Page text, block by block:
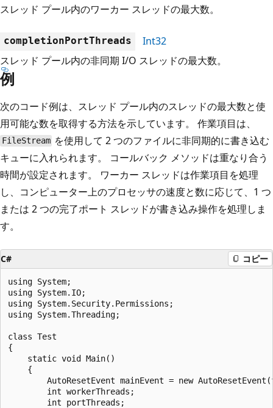
スレッド プール内のワーカー スレッドの最大数。
completionPortThreads
Int32
スレッド プール内の非同期 I/O スレッドの最大数。
例
次のコード例は、スレッド プール内のスレッドの最大数と使
用可能な数を取得する方法を示しています。 作業項目は、
FileStream を使用して 2 つのファイルに非同期的に書き込む
キューに入れられます。 コールバック メソッドは重なり合う
時間が設定されます。 ワーカー スレッドは作業項目を処理
し、コンピューター上のプロセッサの速度と数に応じて、1 つ
または 2 つの完了ポート スレッドが書き込み操作を処理しま
す。
C# コピー
using System;
using System.IO;
using System.Security.Permissions;
using System.Threading;
class Test
{
    static void Main()
    {
AutoResetEvent mainEvent = new
        int workerThreads;
        int portThreads;